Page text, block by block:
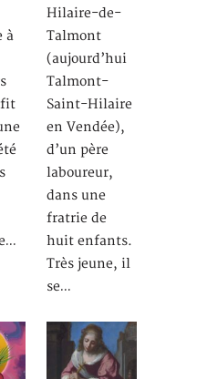
à
fit
Hilaire-de-
Talmont
(aujourd’hui
Talmont-
Saint-Hilaire
en Vendée),
d’un père
laboureur,
dans une
fratrie de
huit enfants.
Très jeune, il
se…